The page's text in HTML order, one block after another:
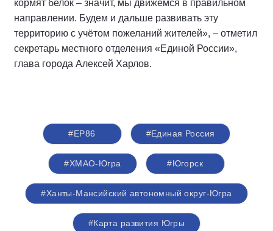
кормят белок – значит, мы движемся в правильном
направлении. Будем и дальше развивать эту
территорию с учётом пожеланий жителей», – отметил
секретарь местного отделения «Единой России»,
глава города Алексей Харлов.
#ЕР86 #Единая Россия
#ХМАО-Югра #Югорск
#Ханты-Мансийский автономный округ-Югра
#Карта развития Югры